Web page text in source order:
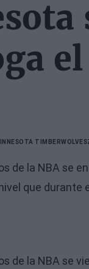
TIMBERWOLVES
de la NBA se
que durante
section
de la NBA se